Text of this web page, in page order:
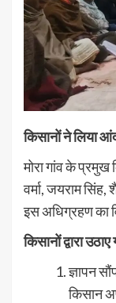
किसानों ने लिया
मोरा गांव के
वर्मा, जयराम
इस अधिग्रहण का
किसानों द्वारा
ज्ञापन
किसान